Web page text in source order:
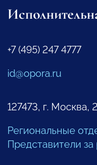
+7 (495) 247 4777
id@opora.ru
127473, г. Москва,
Региональные
Представители